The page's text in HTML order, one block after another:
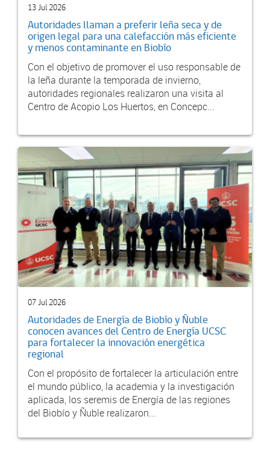
13 Jul 2026
Autoridades llaman a preferir leña seca y de
origen legal para una calefacción más eficiente
y menos contaminante en Biobío
Con el objetivo de promover el uso responsable de
la leña durante la temporada de invierno,
autoridades regionales realizaron una visita al
Centro de Acopio Los Huertos, en Concepc...
07 Jul 2026
Autoridades de Energía de Biobío y Ñuble
conocen avances del Centro de Energía UCSC
para fortalecer la innovación energética
regional
Con el propósito de fortalecer la articulación entre
el mundo público, la academia y la investigación
aplicada, los seremis de Energía de las regiones
del Biobío y Ñuble realizaron...